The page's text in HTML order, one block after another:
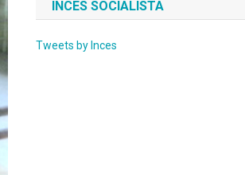
INCES SOCIALISTA
Tweets by Inces